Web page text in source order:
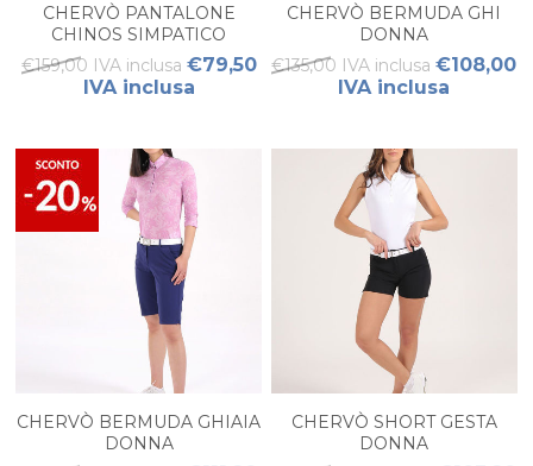
CHERVÒ PANTALONE
CHINOS SIMPATICO
DONNA
€159,00 IVA inclusa €79,50
IVA inclusa
CHERVÒ BERMUDA GHI
DONNA
€135,00 IVA inclusa €108,00
IVA inclusa
CHERVÒ BERMUDA GHIAIA
DONNA
CHERVÒ SHORT GESTA
DONNA